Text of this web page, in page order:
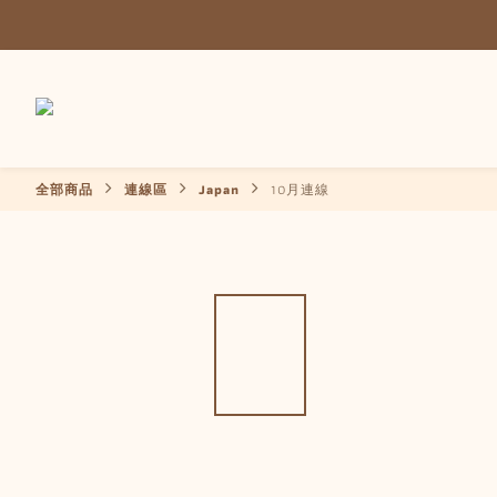
全部商品 連線區 Japan 10月連線